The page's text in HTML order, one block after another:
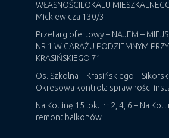
WŁASNOŚCILOKALU
Mickiewicza 130/3
Przetarg ofertowy – NAJEM –
NR 1 W GARAŻU PODZIEMNYM
KRASIŃSKIEGO 71
Os. Szkolna – Krasińskiego –
Okresowa kontrola sprawności
Na Kotlinę 15 lok. nr 2, 4, 6 – Na
remont balkonów